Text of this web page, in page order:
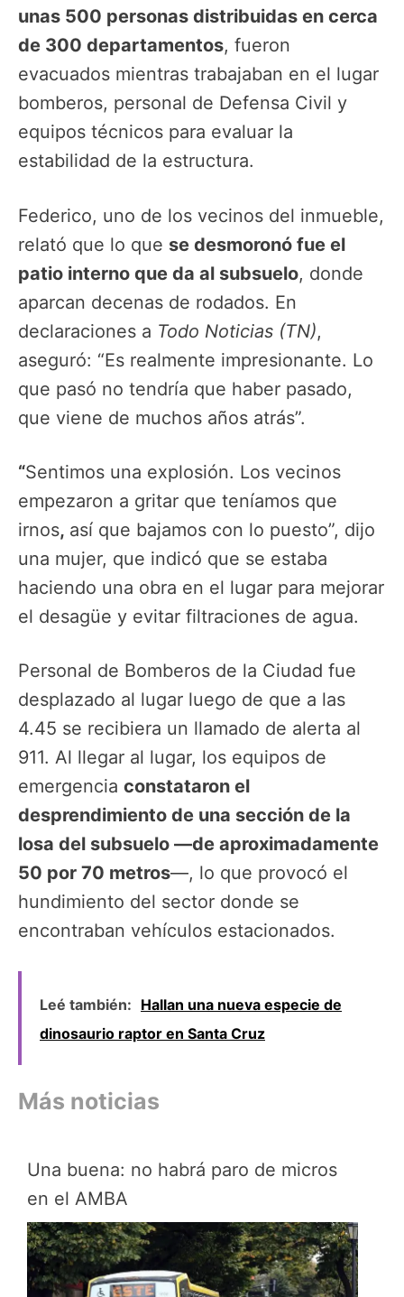
unas 500 personas distribuidas en cerca
de 300 departamentos, fueron
evacuados mientras trabajaban en el lugar
bomberos, personal de Defensa Civil y
equipos técnicos para evaluar la
estabilidad de la estructura.
Federico, uno de los vecinos del inmueble,
relató que lo que se desmoronó fue el
patio interno que da al subsuelo, donde
aparcan decenas de rodados. En
declaraciones a Todo Noticias (TN),
aseguró: “Es realmente impresionante. Lo
que pasó no tendría que haber pasado,
que viene de muchos años atrás”.
“Sentimos una explosión. Los vecinos
empezaron a gritar que teníamos que
irnos, así que bajamos con lo puesto”, dijo
una mujer, que indicó que se estaba
haciendo una obra en el lugar para mejorar
el desagüe y evitar filtraciones de agua.
Personal de Bomberos de la Ciudad fue
desplazado al lugar luego de que a las
4.45 se recibiera un llamado de alerta al
911. Al llegar al lugar, los equipos de
emergencia constataron el
desprendimiento de una sección de la
losa del subsuelo —de aproximadamente
50 por 70 metros—, lo que provocó el
hundimiento del sector donde se
encontraban vehículos estacionados.
Leé también: Hallan una nueva especie de
dinosaurio raptor en Santa Cruz
Más noticias
Una buena: no habrá paro de micros
en el AMBA